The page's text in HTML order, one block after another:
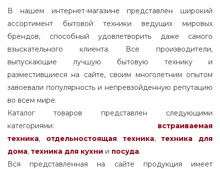
В нашем интернет-магазине представлен широкий
ассортимент бытовой техники ведущих мировых
брендов, способный удовлетворить даже самого
взыскательного клиента. Все производители,
выпускающие лучшую бытовую технику и
разместившиеся на сайте, своим многолетним опытом
завоевали популярность и непревзойденную репутацию
во всем мире.
Каталог товаров представлен следующими
категориями: встраиваемая
техника, отдельностоящаятехника,
техника для
дома, техника для кухни и посуда.
Вся представленная на сайте продукция имеет